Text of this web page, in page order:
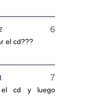
el cd???
el cd y luego